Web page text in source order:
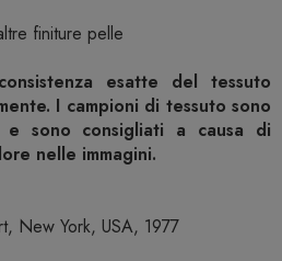
finiture pelle
esatte del tessuto
I campioni di tessuto sono
e sono consigliati a causa di
nelle immagini.
New York, USA, 1977